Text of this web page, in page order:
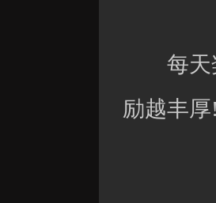
每天奖
励越丰